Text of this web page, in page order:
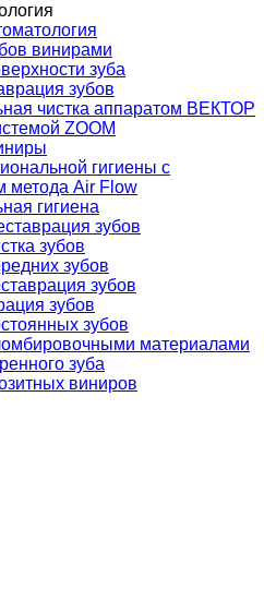
винирами
зуба
зубов
чистка аппаратом ВЕКТОР
ZOOM
гигиены с
метода Air Flow
гигиена
зубов
зубов
зубов
зубов
зубов
зубов
материалами
зуба
виниров